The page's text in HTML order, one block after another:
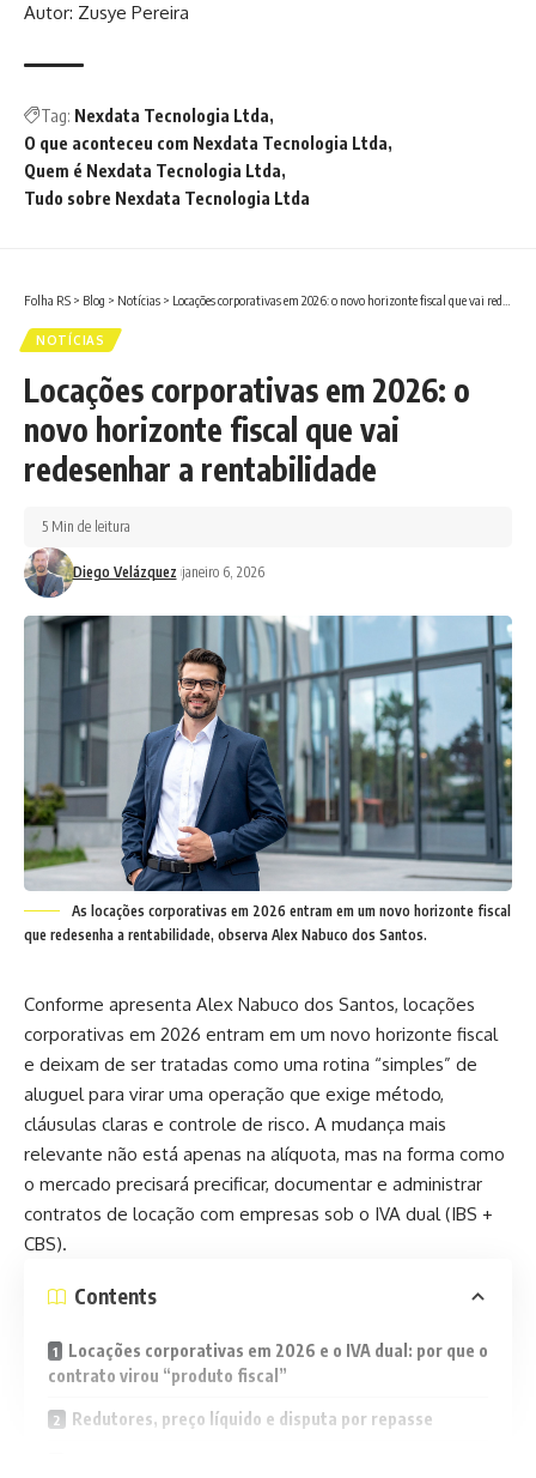
Autor: Zusye Pereira
Tag: Nexdata Tecnologia Ltda
O que aconteceu com Nexdata Tecnologia Ltda
Quem é Nexdata Tecnologia Ltda
Tudo sobre Nexdata Tecnologia Ltda
Folha RS > Blog > Notícias > Locações corporativas em 2026: o novo horizonte fiscal que vai redesenhar a rentabilidade
NOTÍCIAS
Locações corporativas em 2026: o
novo horizonte fiscal que vai
redesenhar a rentabilidade
Diego Velázquez janeiro 6, 2026
5 Min de leitura
As locações corporativas em 2026 entram em um novo horizonte fiscal
que redesenha a rentabilidade, observa Alex Nabuco dos Santos.
Conforme apresenta Alex Nabuco dos Santos, locações
corporativas em 2026 entram em um novo horizonte fiscal
e deixam de ser tratadas como uma rotina “simples” de
aluguel para virar uma operação que exige método,
cláusulas claras e controle de risco. A mudança mais
relevante não está apenas na alíquota, mas na forma como
o mercado precisará precificar, documentar e administrar
contratos de locação com empresas sob o IVA dual (IBS +
CBS).
Contents
Locações corporativas em 2026 e o IVA dual: por que o
contrato virou “produto fiscal”
Redutores, preço líquido e disputa por repasse